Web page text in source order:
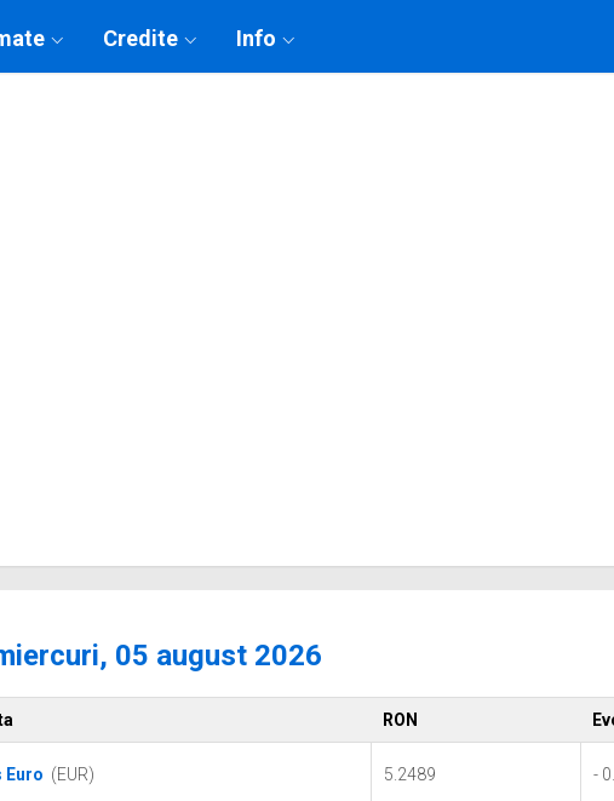
Credite Info
05 august 2026
RON
Euro (EUR) 5.2489 -